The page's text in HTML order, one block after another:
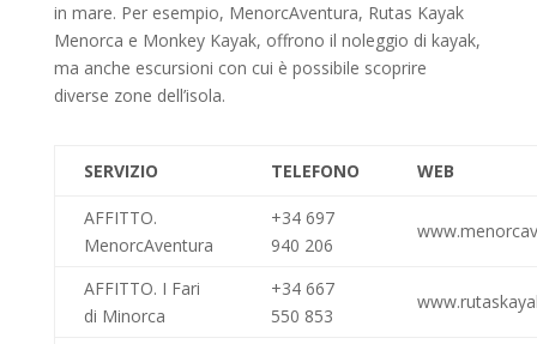
in mare. Per esempio, MenorcAventura, Rutas Kayak
Menorca e Monkey Kayak, offrono il noleggio di kayak,
ma anche escursioni con cui è possibile scoprire
diverse zone dell’isola.
SERVIZIO TELEFONO WEB
AFFITTO.
MenorcAventura
+34 697
940 206
AFFITTO. I Fari
di Minorca
+34 667
550 853